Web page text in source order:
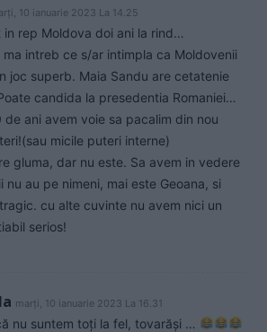
10 ianuarie 2023 La 14.25
in rep Moldova doi ani la rind…
ma intreb ce s/ar intimpla ca Moldovenii
joc superb. Maia Sandu are cetatenie
candida la presedentia Romaniei…
de ani avem voie sa pacalim din nou
micile puteri interne)
gluma, dar nu este. Sa avem in vedere
nu au pe nimeni, mai este Geoana, si
cu alte cuvinte nu avem nici un
serios!
marți, 10 ianuarie 2023 La 16.31
nu suntem toți la fel, tovarăși …